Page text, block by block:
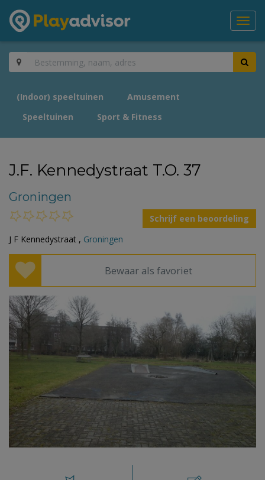
(Indoor) speeltuinen
Amusement
Speeltuinen
Sport & Fitness
J.F. Kennedystraat T.O. 37
Groningen
Schrijf een beoordeling
J F Kennedystraat , Groningen
Bewaar als favoriet